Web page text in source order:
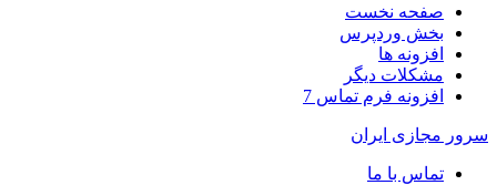
صفحه نخست
بخش وردپرس
افزونه ها
مشکلات دیگر
افزونه فرم تماس 7
سرور مجازی ایران
تماس با ما